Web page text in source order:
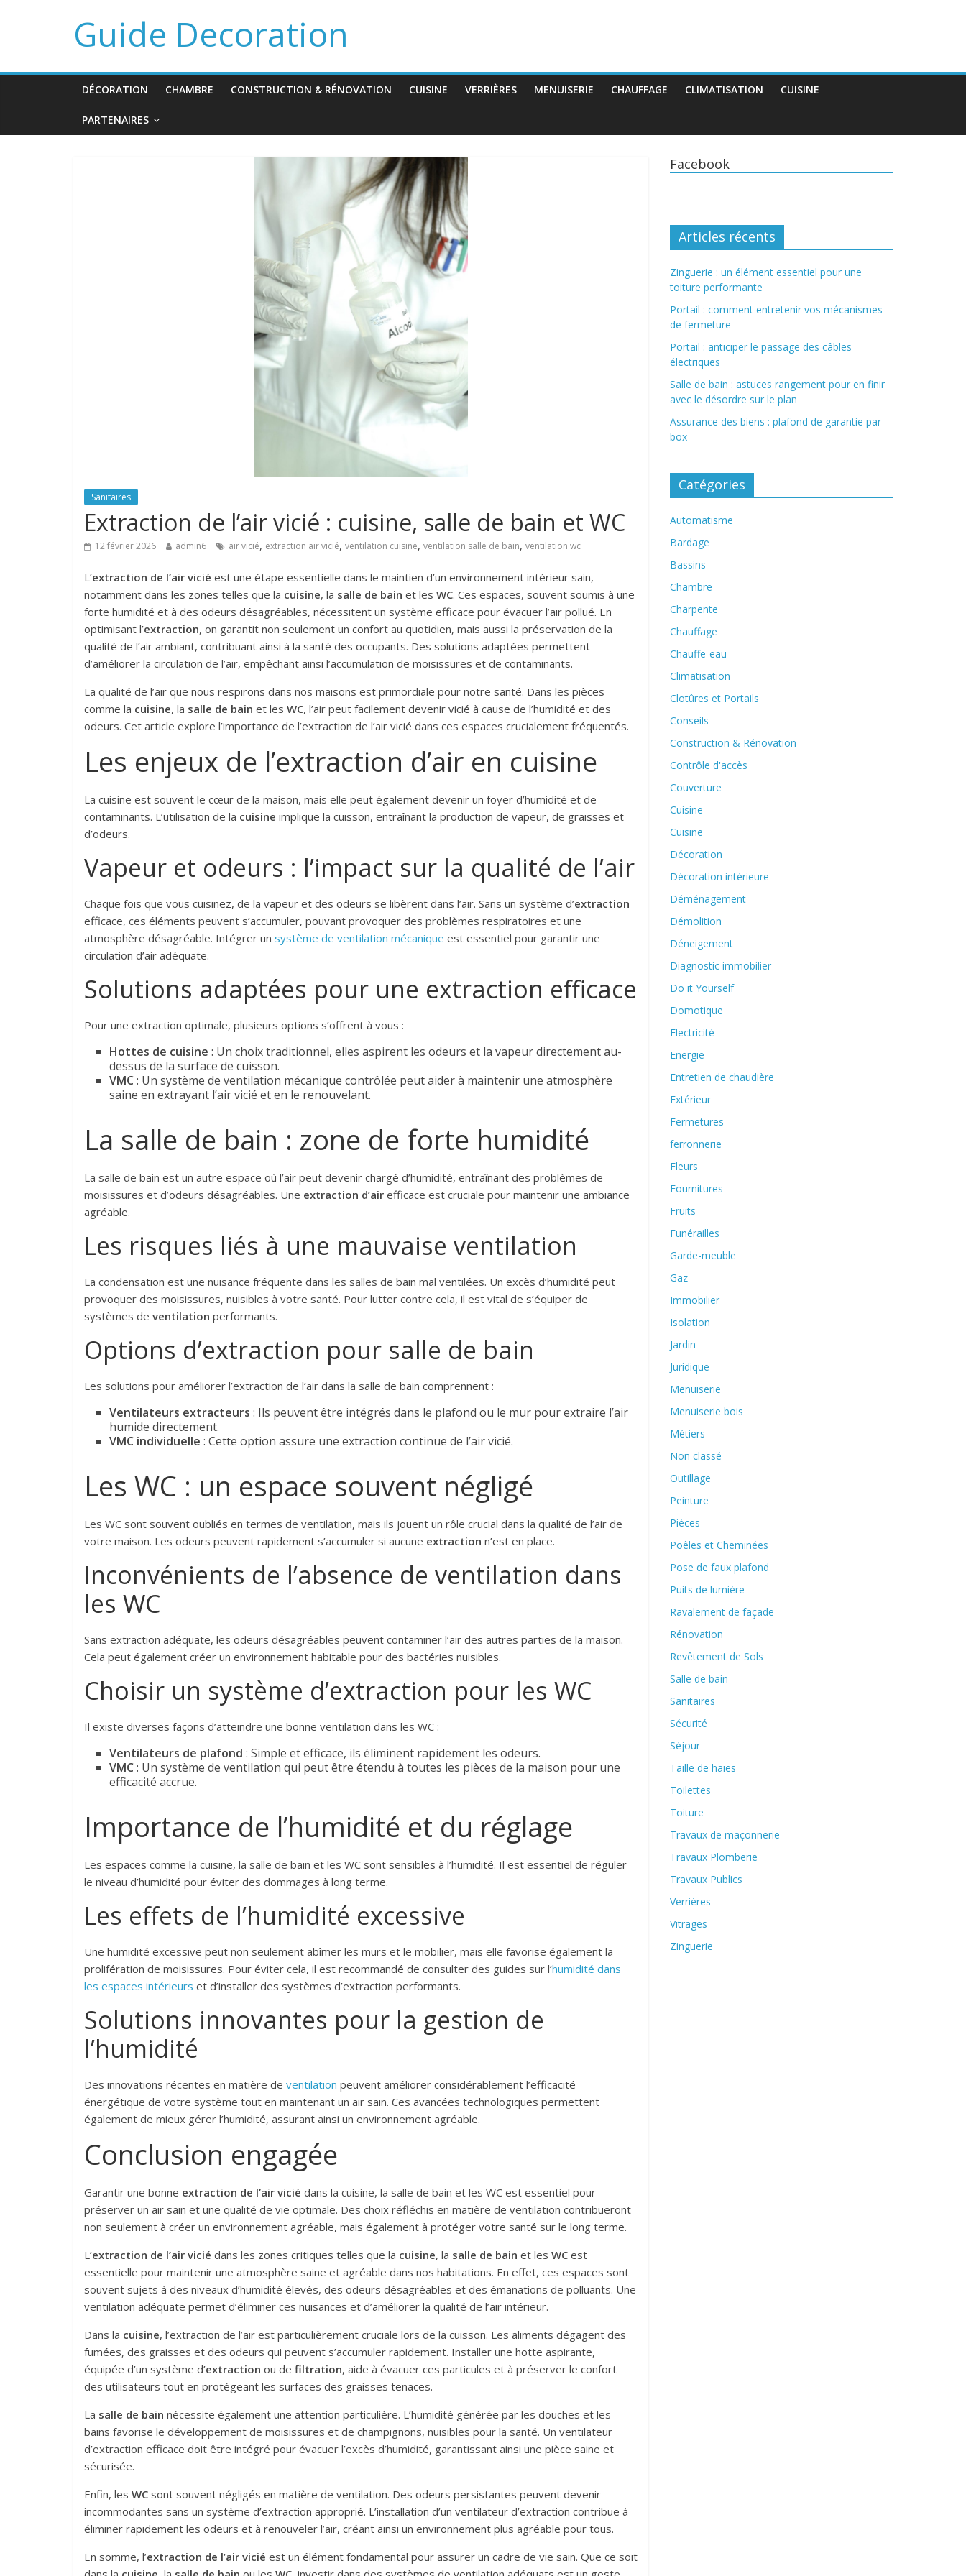
Guide Decoration
DÉCORATION CHAMBRE CONSTRUCTION & RÉNOVATION CUISINE VERRIÈRES MENUISERIE CHAUFFAGE CLIMATISATION CUISINE
PARTENAIRES
Sanitaires
Extraction de l’air vicié : cuisine, salle de bain et WC
12 février 2026 admin6 air vicié, extraction air vicié, ventilation cuisine, ventilation salle de bain, ventilation wc
L’extraction de l’air vicié est une étape essentielle dans le maintien d’un environnement intérieur sain,
notamment dans les zones telles que la cuisine, la salle de bain et les WC. Ces espaces, souvent soumis à une
forte humidité et à des odeurs désagréables, nécessitent un système efficace pour évacuer l’air pollué. En
optimisant l’extraction, on garantit non seulement un confort au quotidien, mais aussi la préservation de la
qualité de l’air ambiant, contribuant ainsi à la santé des occupants. Des solutions adaptées permettent
d’améliorer la circulation de l’air, empêchant ainsi l’accumulation de moisissures et de contaminants.
La qualité de l’air que nous respirons dans nos maisons est primordiale pour notre santé. Dans les pièces
comme la cuisine, la salle de bain et les WC, l’air peut facilement devenir vicié à cause de l’humidité et des
odeurs. Cet article explore l’importance de l’extraction de l’air vicié dans ces espaces crucialement fréquentés.
Les enjeux de l’extraction d’air en cuisine
La cuisine est souvent le cœur de la maison, mais elle peut également devenir un foyer d’humidité et de
contaminants. L’utilisation de la cuisine implique la cuisson, entraînant la production de vapeur, de graisses et
d’odeurs.
Vapeur et odeurs : l’impact sur la qualité de l’air
Chaque fois que vous cuisinez, de la vapeur et des odeurs se libèrent dans l’air. Sans un système d’extraction
efficace, ces éléments peuvent s’accumuler, pouvant provoquer des problèmes respiratoires et une
atmosphère désagréable. Intégrer un système de ventilation mécanique est essentiel pour garantir une
circulation d’air adéquate.
Solutions adaptées pour une extraction efficace
Pour une extraction optimale, plusieurs options s’offrent à vous :
Hottes de cuisine : Un choix traditionnel, elles aspirent les odeurs et la vapeur directement au-
dessus de la surface de cuisson.
VMC: Un système de ventilation mécanique contrôlée peut aider à maintenir une atmosphère
saine en extrayant l’air vicié et en le renouvelant.
La salle de bain : zone de forte humidité
La salle de bain est un autre espace où l’air peut devenir chargé d’humidité, entraînant des problèmes de
moisissures et d’odeurs désagréables. Une extraction d’air efficace est cruciale pour maintenir une ambiance
agréable.
Les risques liés à une mauvaise ventilation
La condensation est une nuisance fréquente dans les salles de bain mal ventilées. Un excès d’humidité peut
provoquer des moisissures, nuisibles à votre santé. Pour lutter contre cela, il est vital de s’équiper de
systèmes de ventilation performants.
Options d’extraction pour salle de bain
Les solutions pour améliorer l’extraction de l’air dans la salle de bain comprennent :
Ventilateurs extracteurs : Ils peuvent être intégrés dans le plafond ou le mur pour extraire l’air
humide directement.
VMC individuelle : Cette option assure une extraction continue de l’air vicié.
Les WC : un espace souvent négligé
Les WC sont souvent oubliés en termes de ventilation, mais ils jouent un rôle crucial dans la qualité de l’air de
votre maison. Les odeurs peuvent rapidement s’accumuler si aucune extraction n’est en place.
Inconvénients de l’absence de ventilation dans
les WC
Sans extraction adéquate, les odeurs désagréables peuvent contaminer l’air des autres parties de la maison.
Cela peut également créer un environnement habitable pour des bactéries nuisibles.
Choisir un système d’extraction pour les WC
Il existe diverses façons d’atteindre une bonne ventilation dans les WC :
Ventilateurs de plafond : Simple et efficace, ils éliminent rapidement les odeurs.
VMC: Un système de ventilation qui peut être étendu à toutes les pièces de la maison pour une
efficacité accrue.
Importance de l’humidité et du réglage
Les espaces comme la cuisine, la salle de bain et les WC sont sensibles à l’humidité. Il est essentiel de réguler
le niveau d’humidité pour éviter des dommages à long terme.
Les effets de l’humidité excessive
Une humidité excessive peut non seulement abîmer les murs et le mobilier, mais elle favorise également la
prolifération de moisissures. Pour éviter cela, il est recommandé de consulter des guides sur l’humidité dans
les espaces intérieurs et d’installer des systèmes d’extraction performants.
Solutions innovantes pour la gestion de
l’humidité
Des innovations récentes en matière de ventilation peuvent améliorer considérablement l’efficacité
énergétique de votre système tout en maintenant un air sain. Ces avancées technologiques permettent
également de mieux gérer l’humidité, assurant ainsi un environnement agréable.
Conclusion engagée
Garantir une bonne extraction de l’air vicié dans la cuisine, la salle de bain et les WC est essentiel pour
préserver un air sain et une qualité de vie optimale. Des choix réfléchis en matière de ventilation contribueront
non seulement à créer un environnement agréable, mais également à protéger votre santé sur le long terme.
L’extraction de l’air vicié dans les zones critiques telles que la cuisine, la salle de bain et les WC est
essentielle pour maintenir une atmosphère saine et agréable dans nos habitations. En effet, ces espaces sont
souvent sujets à des niveaux d’humidité élevés, des odeurs désagréables et des émanations de polluants. Une
ventilation adéquate permet d’éliminer ces nuisances et d’améliorer la qualité de l’air intérieur.
Dans la cuisine, l’extraction de l’air est particulièrement cruciale lors de la cuisson. Les aliments dégagent des
fumées, des graisses et des odeurs qui peuvent s’accumuler rapidement. Installer une hotte aspirante,
équipée d’un système d’extraction ou de filtration, aide à évacuer ces particules et à préserver le confort
des utilisateurs tout en protégeant les surfaces des graisses tenaces.
La salle de bain nécessite également une attention particulière. L’humidité générée par les douches et les
bains favorise le développement de moisissures et de champignons, nuisibles pour la santé. Un ventilateur
d’extraction efficace doit être intégré pour évacuer l’excès d’humidité, garantissant ainsi une pièce saine et
sécurisée.
Enfin, les WC sont souvent négligés en matière de ventilation. Des odeurs persistantes peuvent devenir
incommodantes sans un système d’extraction approprié. L’installation d’un ventilateur d’extraction contribue à
éliminer rapidement les odeurs et à renouveler l’air, créant ainsi un environnement plus agréable pour tous.
En somme, l’extraction de l’air vicié est un élément fondamental pour assurer un cadre de vie sain. Que ce soit
Facebook
Articles récents
Zinguerie : un élément essentiel pour une
toiture performante
Portail : comment entretenir vos mécanismes
de fermeture
Portail : anticiper le passage des câbles
électriques
Salle de bain : astuces rangement pour en finir
avec le désordre sur le plan
Assurance des biens : plafond de garantie par
box
Catégories
Automatisme
Bardage
Bassins
Chambre
Charpente
Chauffage
Chauffe-eau
Climatisation
Clotûres et Portails
Conseils
Construction & Rénovation
Contrôle d'accès
Couverture
Cuisine
Cuisine
Décoration
Décoration intérieure
Déménagement
Démolition
Déneigement
Diagnostic immobilier
Do it Yourself
Domotique
Electricité
Energie
Entretien de chaudière
Extérieur
Fermetures
ferronnerie
Fleurs
Fournitures
Fruits
Funérailles
Garde-meuble
Gaz
Immobilier
Isolation
Jardin
Juridique
Menuiserie
Menuiserie bois
Métiers
Non classé
Outillage
Peinture
Pièces
Poêles et Cheminées
Pose de faux plafond
Puits de lumière
Ravalement de façade
Rénovation
Revêtement de Sols
Salle de bain
Sanitaires
Sécurité
Séjour
Taille de haies
Toilettes
Toiture
Travaux de maçonnerie
Travaux Plomberie
Travaux Publics
Verrières
Vitrages
Zinguerie